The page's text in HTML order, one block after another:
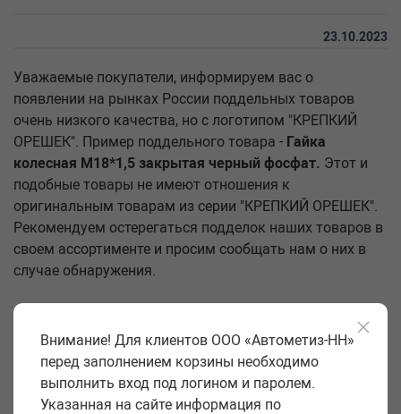
23.10.2023
Уважаемые покупатели, информируем вас о
появлении на рынках России поддельных товаров
очень низкого качества, но с логотипом "КРЕПКИЙ
ОРЕШЕК". Пример поддельного товара - Гайка
колесная М18*1,5 закрытая черный фосфат. Этот и
подобные товары не имеют отношения к
оригинальным товарам из серии "КРЕПКИЙ ОРЕШЕК".
Рекомендуем остерегаться подделок наших товаров в
своем ассортименте и просим сообщать нам о них в
случае обнаружения.
Внимание! Для клиентов ООО «Автометиз-НН»
перед заполнением корзины необходимо
выполнить вход под логином и паролем.
Указанная на сайте информация по